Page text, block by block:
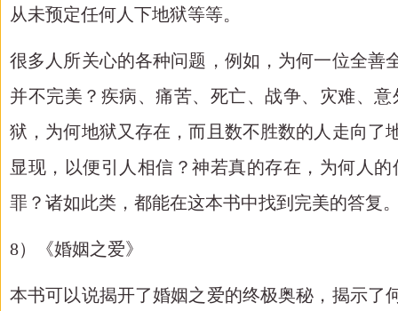
从未预定任何人下地狱等等。
很多人所关心的各种问题，例如，为何一位全善
并不完美？疾病、痛苦、死亡、战争、灾难、
狱，为何地狱又存在，而且数不胜数的人走向了
显现，以便引人相信？神若真的存在，为何人
罪？诸如此类，都能在这本书中找到完美的答复
8）《婚姻之爱》
本书可以说揭开了婚姻之爱的终极奥秘，揭示了